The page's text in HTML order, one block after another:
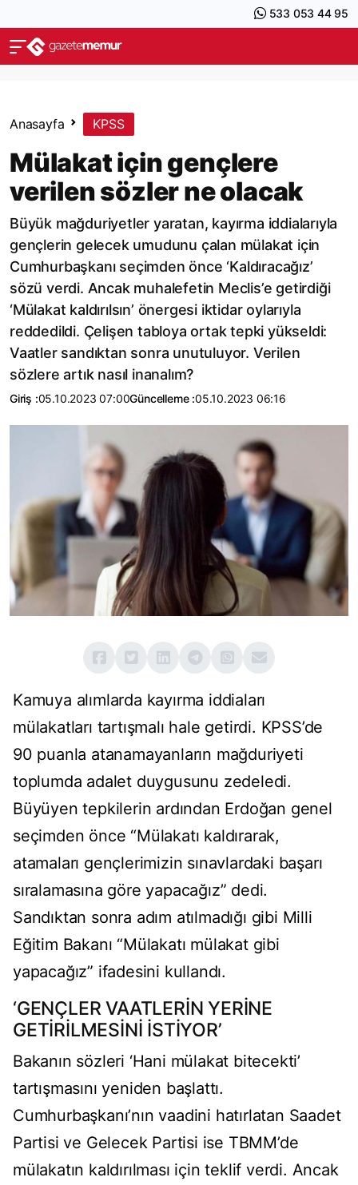
533 053 44 95
Anasayfa KPSS
Mülakat için gençlere
verilen sözler ne olacak
Büyük mağduriyetler yaratan, kayırma iddialarıyla
gençlerin gelecek umudunu çalan mülakat için
Cumhurbaşkanı seçimden önce ‘Kaldıracağız’
sözü verdi. Ancak muhalefetin Meclis’e getirdiği
‘Mülakat kaldırılsın’ önergesi iktidar oylarıyla
reddedildi. Çelişen tabloya ortak tepki yükseldi:
Vaatler sandıktan sonra unutuluyor. Verilen
sözlere artık nasıl inanalım?
Giriş :05.10.2023 07:00Güncelleme :05.10.2023 06:16
Kamuya alımlarda kayırma iddiaları
mülakatları tartışmalı hale getirdi. KPSS’de
90 puanla atanamayanların mağduriyeti
toplumda adalet duygusunu zedeledi.
Büyüyen tepkilerin ardından Erdoğan genel
seçimden önce “Mülakatı kaldırarak,
atamaları gençlerimizin sınavlardaki başarı
sıralamasına göre yapacağız” dedi.
Sandıktan sonra adım atılmadığı gibi Milli
Eğitim Bakanı “Mülakatı mülakat gibi
yapacağız” ifadesini kullandı.
‘GENÇLER VAATLERİN YERİNE
GETİRİLMESİNİ İSTİYOR’
Bakanın sözleri ‘Hani mülakat bitecekti’
tartışmasını yeniden başlattı.
Cumhurbaşkanı’nın vaadini hatırlatan Saadet
Partisi ve Gelecek Partisi ise TBMM’de
mülakatın kaldırılması için teklif verdi. Ancak